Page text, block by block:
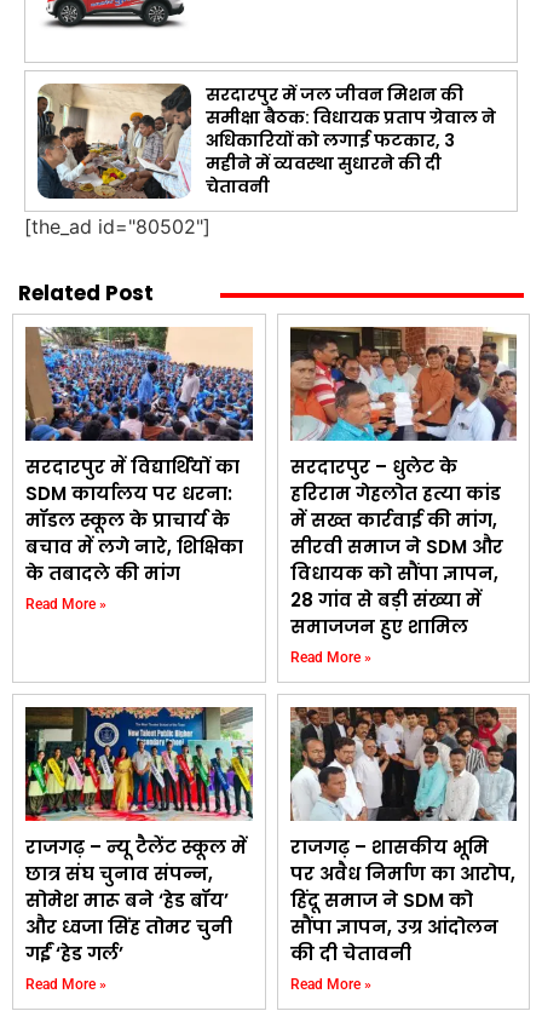
सरदारपुर में जल जीवन मिशन की
समीक्षा बैठक: विधायक प्रताप ग्रेवाल ने
अधिकारियों को लगाई फटकार, 3
महीने में व्यवस्था सुधारने की दी
चेतावनी
[the_ad id="80502"]
Related Post
सरदारपुर में विद्यार्थियों का
SDM कार्यालय पर धरना:
मॉडल स्कूल के प्राचार्य के
बचाव में लगे नारे, शिक्षिका
के तबादले की मांग
Read More »
सरदारपुर – धुलेट के
हरिराम गेहलोत हत्या कांड
में सख्त कार्रवाई की मांग,
सीरवी समाज ने SDM और
विधायक को सौंपा ज्ञापन,
28 गांव से बड़ी संख्या में
समाजजन हुए शामिल
Read More »
राजगढ़ – न्यू टैलेंट स्कूल में
छात्र संघ चुनाव संपन्न,
सोमेश मारू बने ‘हेड बॉय’
और ध्वजा सिंह तोमर चुनी
गईं ‘हेड गर्ल’
Read More »
राजगढ़ – शासकीय भूमि
पर अवैध निर्माण का आरोप,
हिंदू समाज ने SDM को
सौंपा ज्ञापन, उग्र आंदोलन
की दी चेतावनी
Read More »